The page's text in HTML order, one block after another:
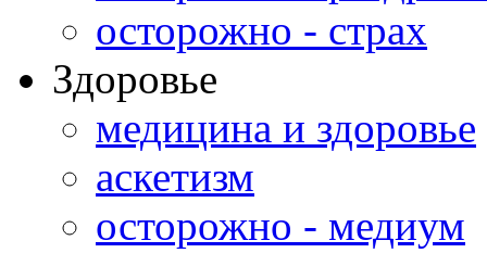
осторожно - страх
Здоровье
медицина и здоровье
аскетизм
осторожно - медиум